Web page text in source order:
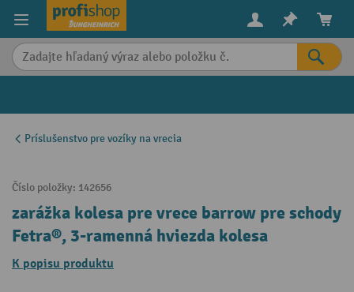
content
Príslušenstvo pre vozíky na vrecia
Číslo položky: 142656
zarážka kolesa pre vrece barrow pre schody
Fetra®, 3-ramenná hviezda kolesa
K popisu produktu